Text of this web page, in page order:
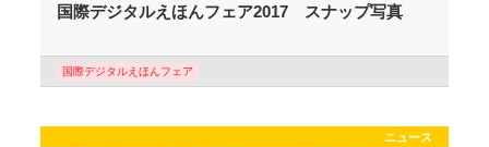
国際デジタルえほんフェア2017 スナップ写真
国際デジタルえほんフェア
ニュース